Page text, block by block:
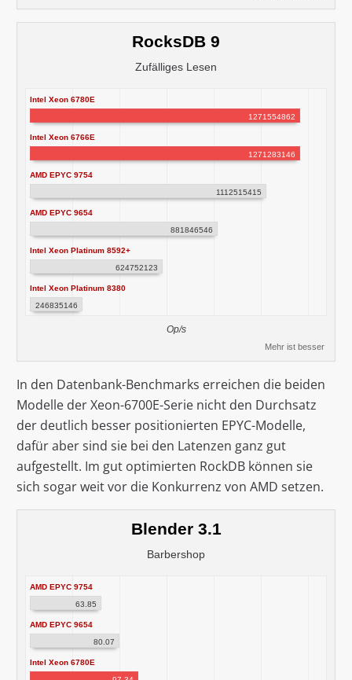
RocksDB 9
Zufälliges Lesen
Intel Xeon 6780E
1271554862
Intel Xeon 6766E
1271283146
AMD EPYC 9754
1112515415
AMD EPYC 9654
881846546
Intel Xeon Platinum 8592+
624752123
Intel Xeon Platinum 8380
246835146
Op/s
Mehr ist besser
In den Datenbank-Benchmarks erreichen die beiden
Modelle der Xeon-6700E-Serie nicht den Durchsatz
der deutlich besser positionierten EPYC-Modelle,
dafür aber sind sie bei den Latenzen ganz gut
aufgestellt. Im gut optimierten RockDB können sie
sich sogar weit vor die Konkurrenz von AMD setzen.
Blender 3.1
Barbershop
AMD EPYC 9754
63.85
AMD EPYC 9654
80.07
Intel Xeon 6780E